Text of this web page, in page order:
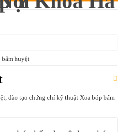
báo tuyển sinh Trung cấp Y học cổ
học thứ 7 chủ nhật tại Sài Gòn
Sài Gòn ở đâu?
bấm huyệt
đào tạo chứng chỉ kỹ thuật Xoa bóp bấm